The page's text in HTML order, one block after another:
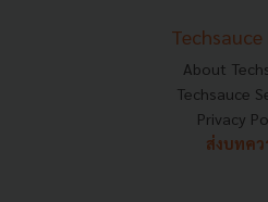
Techsauce
About
Techsauce
Privacy
ส่งบทคว